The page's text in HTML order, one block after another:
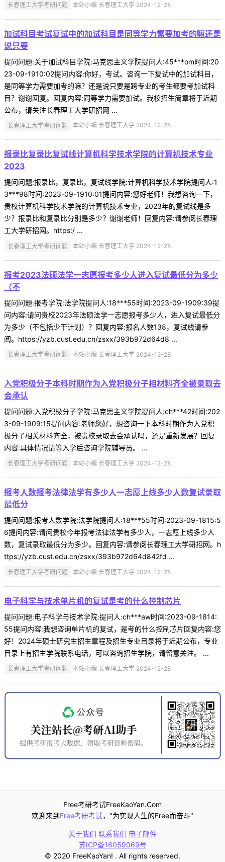
长春理工大学考研问题 本站小编 长春理工大学 2024-12-28
加试科目考试复试中的加试科目是同等学力需要加考的嘛还是
说只要
提问问题:关于加试科目学院:马克思主义学院提问人:45***om时间:20
23-09-1910:02提问内容:你好，考试。咨询一下复试中的加试科目，
是同等学力需要加考的嘛？还是说只要是跨专业的考生都要考加试科
目？谢谢回复。回复内容:同等学力需要加试。我校招生简章将于近期
公布，请关注长春理工大学研招网 ...
长春理工大学考研问题 本站小编 长春理工大学 2024-12-28
报录比复录比复试线计算机科学技术学院的计算机技术专业
2023
提问问题:报录比，复录比，复试线学院:计算机科学技术学院提问人:1
3***98时间:2023-09-1910:01提问内容:您好老师！我想咨询一下，
贵校计算机科学技术学院的计算机技术专业，2023年的复试线是多
少？报录比和复录比分别是多少？谢谢老师！回复内容:请参阅长春理
工大学研招网。https:/ ...
长春理工大学考研问题 本站小编 长春理工大学 2024-12-28
报考2023法硕法学一志愿报考多少人进入复试最低分为多少
（不
提问问题:报考学院:法学院提问人:18***55时间:2023-09-1909:39提
问内容:请问贵校2023年法硕法学一志愿报考多少人，进入复试最低分
为多少（不包括少干计划）？回复内容:报名人数138，复试线请参
阅。https://yzb.cust.edu.cn/zsxx/393b972d64d8 ...
长春理工大学考研问题 本站小编 长春理工大学 2024-12-28
入党积极分子本科时期作为入党积极分子相材料齐全被录取去
会承认
提问问题:入党积极分子学院:马克思主义学院提问人:ch***42时间:202
3-09-1909:15提问内容:老师您好，想咨询一下本科时期作为入党积
极分子相关材料齐全，被贵校录取去会承认吗，还是重新发展？回复
内容:具体情况请等入学后咨询学院辅导员。 ...
长春理工大学考研问题 本站小编 长春理工大学 2024-12-28
报考人数报考法律法学有多少人一志愿上线多少人数复试录取
最低分
提问问题:报考人数学院:法学院提问人:18***55时间:2023-09-1815:5
6提问内容:请问贵校今年报考法律法学有多少人，一志愿上线多少人
数，复试录取最低分为多少。回复内容:请参阅长春理工大学研招网。h
ttps://yzb.cust.edu.cn/zsxx/393b972d64d842fd ...
长春理工大学考研问题 本站小编 长春理工大学 2024-12-28
电子科学与技术单片机的复试是考的什么控制芯片
提问问题:电子科学与技术学院:提问人:ch***aw时间:2023-09-1814:
55提问内容:我想咨询单片机的复试，是考的什么控制芯片回复内容:您
好！2024年硕士研究生招生章程及招生专业目录将于近期公布，专业
目录上有招生学院联系电话，可以咨询招生学院，请留意关注。 ...
长春理工大学考研问题 本站小编 长春理工大学 2024-12-28
Free考研考试FreeKaoYan.Com
欢迎来到Free考研考试，"为实现人生的Free而奋斗"
关于我们 联系我们 电子邮件
苏ICP备16059069号
© 2020 FreeKaoYan! . All rights reserved.